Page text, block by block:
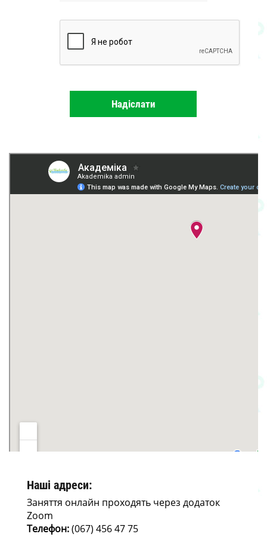
Наші адреси:
Заняття онлайн проходять через додаток
Zoom
Телефон:(067) 456 47 75